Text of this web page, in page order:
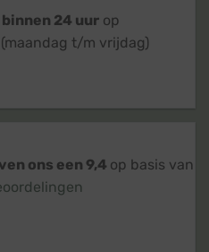
binnen 24 uur op
t/m vrijdag)
ons een 9,4 op basis van